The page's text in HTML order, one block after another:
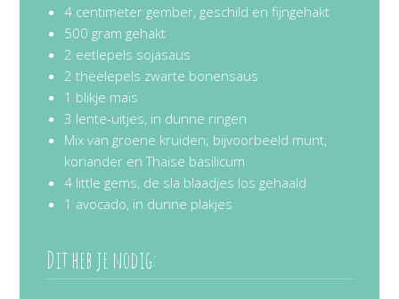
4 centimeter gember, geschild en fijngehakt
500 gram gehakt
2 eetlepels sojasaus
2 theelepels zwarte bonensaus
1 blikje maïs
3 lente-uitjes, in dunne ringen
Mix van groene kruiden; bijvoorbeeld munt,
koriander en Thaise basilicum
4 little gems, de sla blaadjes los gehaald
1 avocado, in dunne plakjes
Dit heb je nodig: